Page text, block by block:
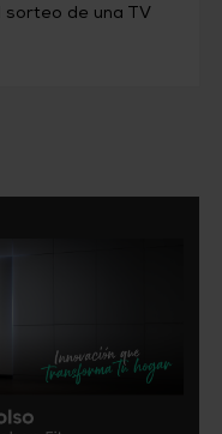
sorteo de una TV